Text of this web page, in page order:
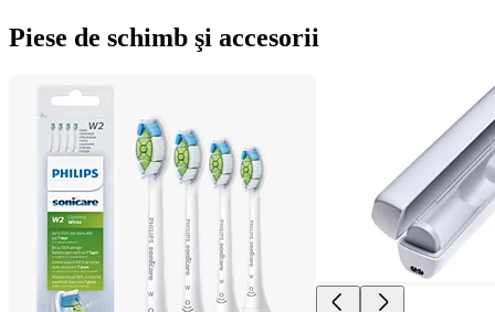
Piese de schimb şi accesorii